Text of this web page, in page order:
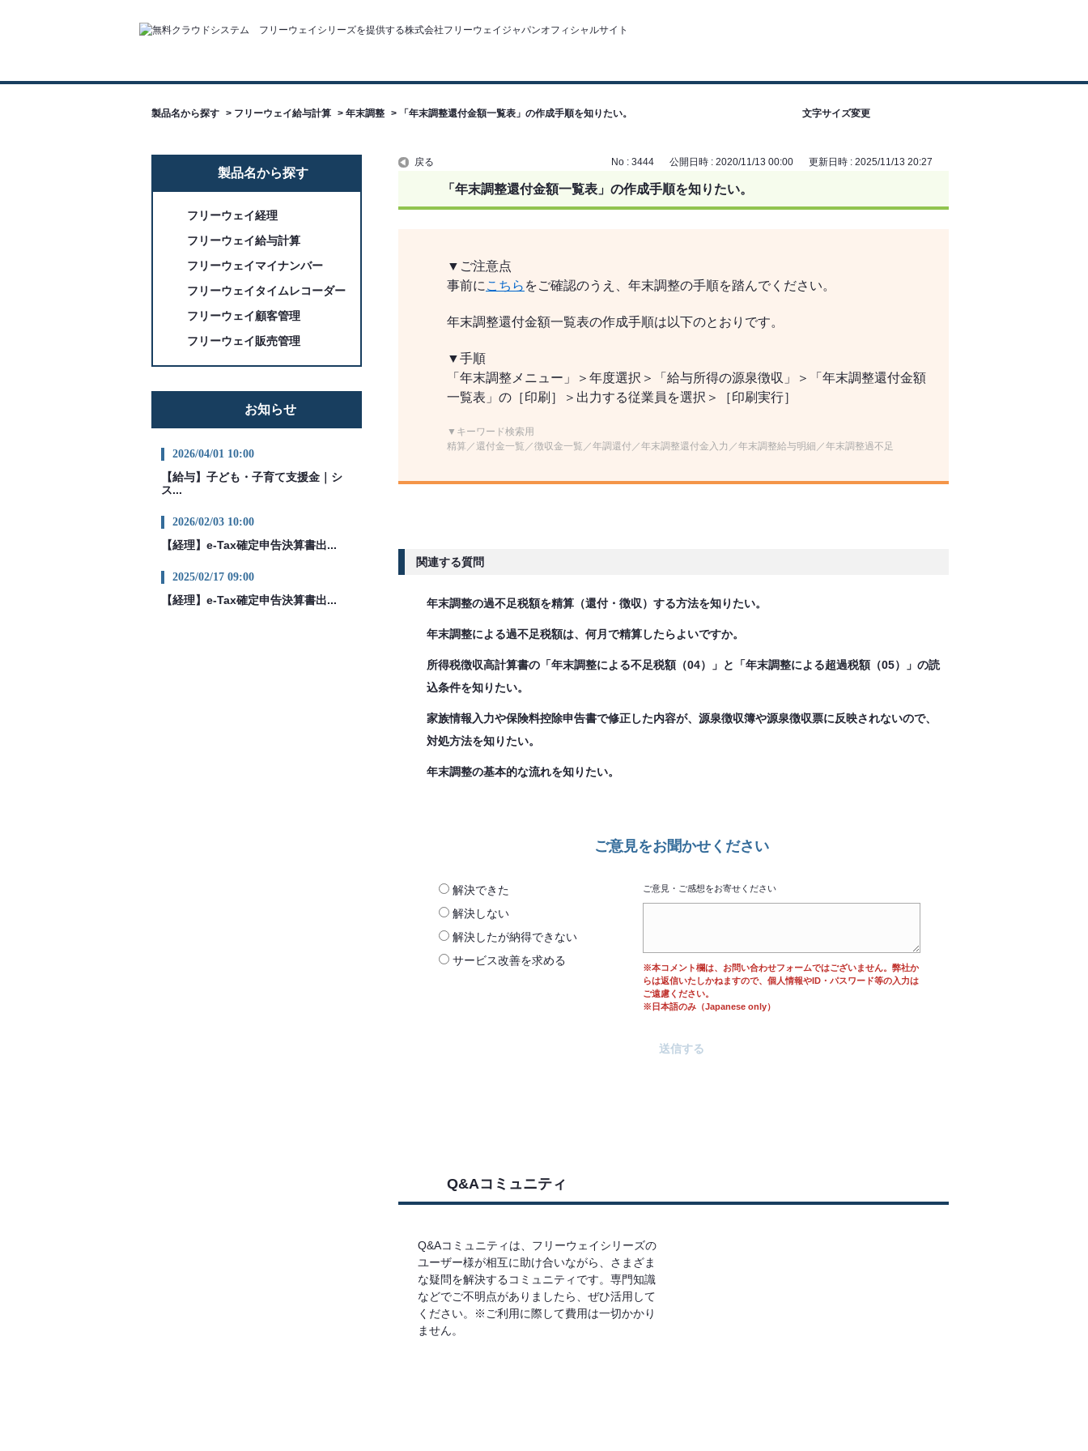
文字サイズ変更
製品名から探す > フリーウェイ給与計算 > 年末調整 > 「年末調整還付金額一覧表」の作成手順を知りたい。
製品名から探す
フリーウェイ経理
フリーウェイ給与計算
フリーウェイマイナンバー
フリーウェイタイムレコーダー
フリーウェイ顧客管理
フリーウェイ販売管理
お知らせ
2026/04/01 10:00
【給与】子ども・子育て支援金｜シ
ス...
2026/02/03 10:00
【経理】e-Tax確定申告決算書出...
2025/02/17 09:00
【経理】e-Tax確定申告決算書出...
戻る No : 3444 公開日時 : 2020/11/13 00:00 更新日時 : 2025/11/13 20:27
「年末調整還付金額一覧表」の作成手順を知りたい。
▼ご注意点
事前に こちら をご確認のうえ、年末調整の手順を踏んでください。
年末調整還付金額一覧表の作成手順は以下のとおりです。
▼手順
「年末調整メニュー」＞年度選択＞「給与所得の源泉徴収」＞「年末調整還付金額
一覧表」の［印刷］＞出力する従業員を選択＞［印刷実行］
▼キーワード検索用
精算／還付金一覧／徴収金一覧／年調還付／年末調整還付金入力／年末調整給与明細／年末調整過不足
関連する質問
年末調整の過不足税額を精算（還付・徴収）する方法を知りたい。
年末調整による過不足税額は、何月で精算したらよいですか。
所得税徴収高計算書の「年末調整による不足税額（04）」と「年末調整による超過税額（05）」の読
込条件を知りたい。
家族情報入力や保険料控除申告書で修正した内容が、源泉徴収簿や源泉徴収票に反映されないので、
対処方法を知りたい。
年末調整の基本的な流れを知りたい。
ご意見をお聞かせください
解決できた
解決しない
解決したが納得できない
サービス改善を求める
ご意見・ご感想をお寄せください
※本コメント欄は、お問い合わせフォームではございません。弊社か
らは返信いたしかねますので、個人情報やID・パスワード等の入力は
ご遠慮ください。
※日本語のみ（Japanese only）
Q&Aコミュニティ
Q&Aコミュニティは、フリーウェイシリーズの
ユーザー様が相互に助け合いながら、さまざま
な疑問を解決するコミュニティです。専門知識
などでご不明点がありましたら、ぜひ活用して
ください。※ご利用に際して費用は一切かかり
ません。